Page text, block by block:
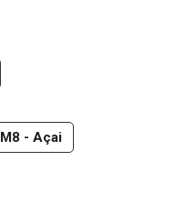
M8 - Açai